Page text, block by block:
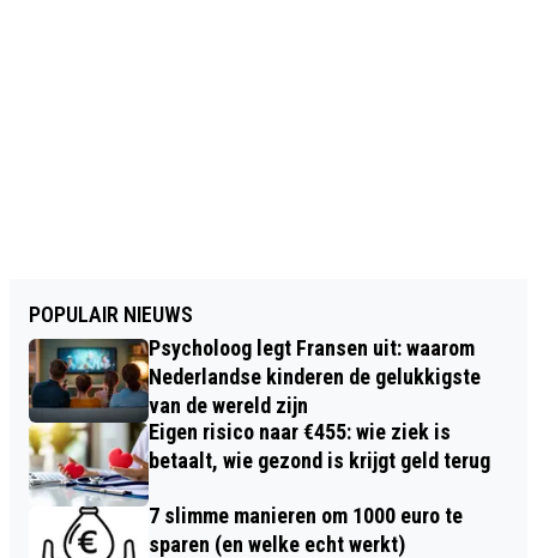
POPULAIR NIEUWS
Psycholoog legt Fransen uit: waarom
Nederlandse kinderen de gelukkigste
van de wereld zijn
Eigen risico naar €455: wie ziek is
betaalt, wie gezond is krijgt geld terug
7 slimme manieren om 1000 euro te
sparen (en welke echt werkt)